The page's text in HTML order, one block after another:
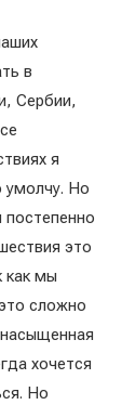
в
Сербии,
я
умолчу. Но
это
как мы
сложно
хочется
Но